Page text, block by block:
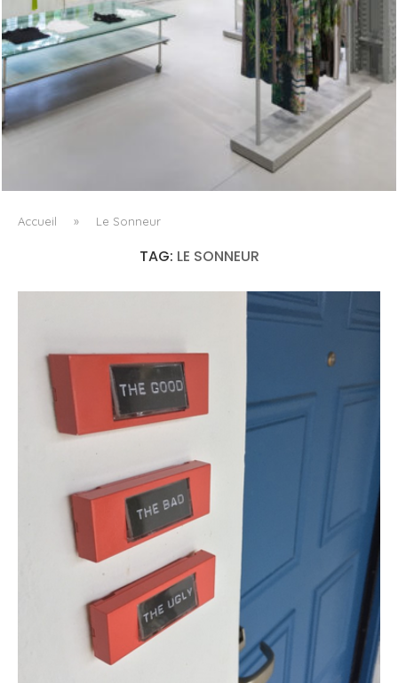
ISSEY MIYAKE AU 45 MADISON AVENUE : LE PLI COMME
PRINCIPE ARCHITECTURAL
Accueil » Le Sonneur
TAG: LE SONNEUR